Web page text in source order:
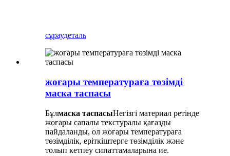
сұраудеталь
жоғары температураға төзімді
маска таспасы
Бұлмаска таспасыНегізгі материал ретінде
жоғары сапалы текстуралы қағазды
пайдаланды, ол жоғары температураға
төзімділік, еріткіштерге төзімділік және
толып кетпеу сипаттамаларына ие.